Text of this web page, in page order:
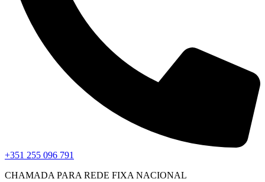
+351 255 096 791
CHAMADA PARA REDE FIXA NACIONAL